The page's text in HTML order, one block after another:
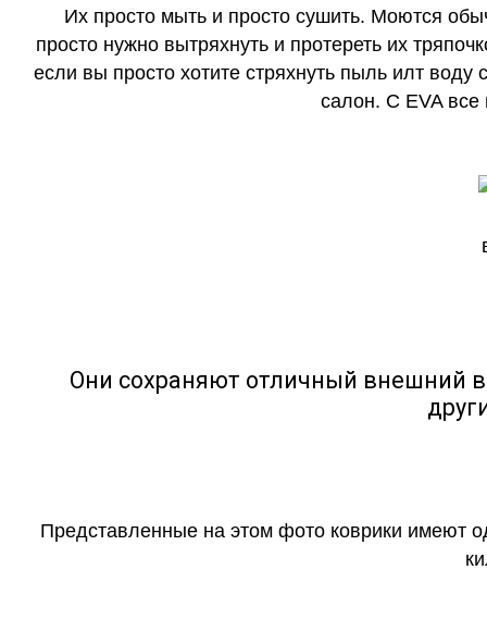
Их просто мыть и просто сушить. Моются
просто нужно вытряхнуть и протереть их
если вы просто хотите стряхнуть пыль илт воду
салон. С EVA все
Они сохраняют отличный внешний
Представленные на этом фото коврики имеют